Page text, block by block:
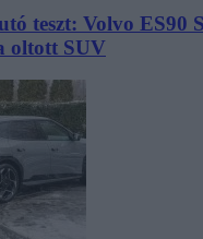
teszt: Volvo ES90
oltott SUV